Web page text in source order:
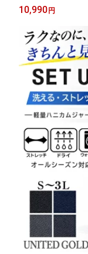
こいい きれいめ オ
冬 20代 30代 40代
10,990円